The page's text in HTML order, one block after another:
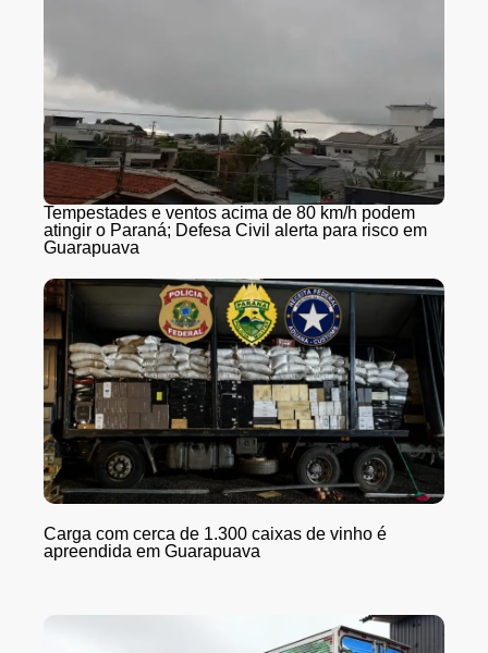
Tempestades e ventos acima de 80 km/h podem
atingir o Paraná; Defesa Civil alerta para risco em
Guarapuava
Carga com cerca de 1.300 caixas de vinho é
apreendida em Guarapuava